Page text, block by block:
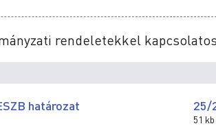
rendeletekkel
határozat 25/
51 kb